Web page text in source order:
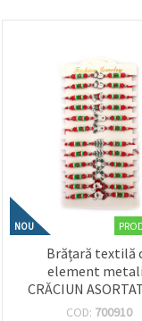
NOU
Brățară textilă
element
CRĂCIUN
bucăți
COD: 700910